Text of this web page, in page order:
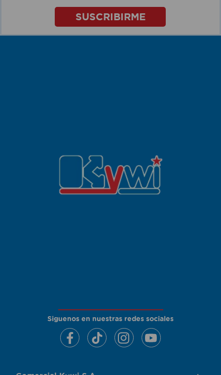
SUSCRIBIRME
Siguenos en nuestras redes sociales